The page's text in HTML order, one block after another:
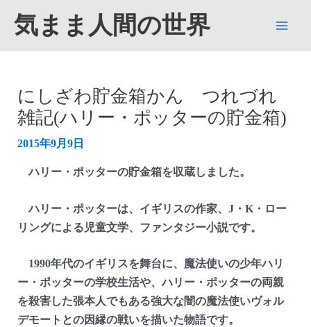
気まま人間の世界
にしざわ貯金箱かん つれづれ
雑記(ハリー・ポッターの貯金箱)
2015年9月9日
ハリー・ポッターの貯金箱を収蔵しました。
ハリー・ポッターは、イギリスの作家、J・K・ロー
リングによる児童文学、ファンタジー小説です。
1990年代のイギリスを舞台に、魔法使いの少年ハリ
ー・ポッターの学校生活や、ハリー・ポッターの両親
を殺害した張本人でもある強大な闇の魔法使いヴォル
デモートとの因縁の戦いを描いた物語です。